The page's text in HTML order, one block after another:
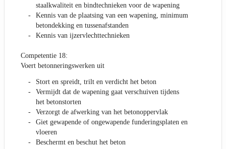
staalkwaliteit en bindtechnieken voor de wapening
Kennis van de plaatsing van een wapening, minimum
betondekking en tussenafstanden
Kennis van ijzervlechttechnieken
Competentie 18:
Voert betonneringswerken uit
Stort en spreidt, trilt en verdicht het beton
Vermijdt dat de wapening gaat verschuiven tijdens
het betonstorten
Verzorgt de afwerking van het betonoppervlak
Giet gewapende of ongewapende funderingsplaten en
vloeren
Beschermt en beschut het beton